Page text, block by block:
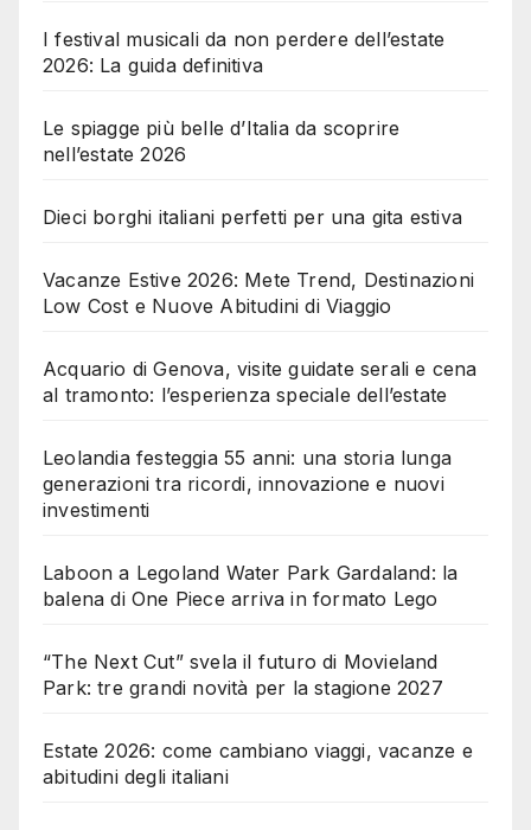
I festival musicali da non perdere dell’estate
2026: La guida definitiva
Le spiagge più belle d’Italia da scoprire
nell’estate 2026
Dieci borghi italiani perfetti per una gita estiva
Vacanze Estive 2026: Mete Trend, Destinazioni
Low Cost e Nuove Abitudini di Viaggio
Acquario di Genova, visite guidate serali e cena
al tramonto: l’esperienza speciale dell’estate
Leolandia festeggia 55 anni: una storia lunga
generazioni tra ricordi, innovazione e nuovi
investimenti
Laboon a Legoland Water Park Gardaland: la
balena di One Piece arriva in formato Lego
“The Next Cut” svela il futuro di Movieland
Park: tre grandi novità per la stagione 2027
Estate 2026: come cambiano viaggi, vacanze e
abitudini degli italiani